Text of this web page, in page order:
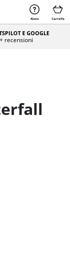
Aiuto Carrello
E GOOGLE
recensioni